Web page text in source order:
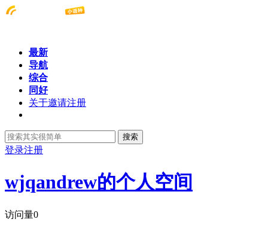
最新
导航
综合
同好
关于邀请注册
搜索
登录注册
wjqandrew的个人空间
访问量0